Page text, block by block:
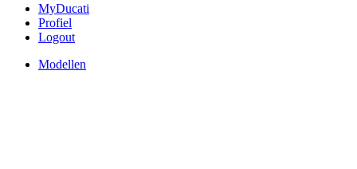
MyDucati
Profiel
Logout
Modellen